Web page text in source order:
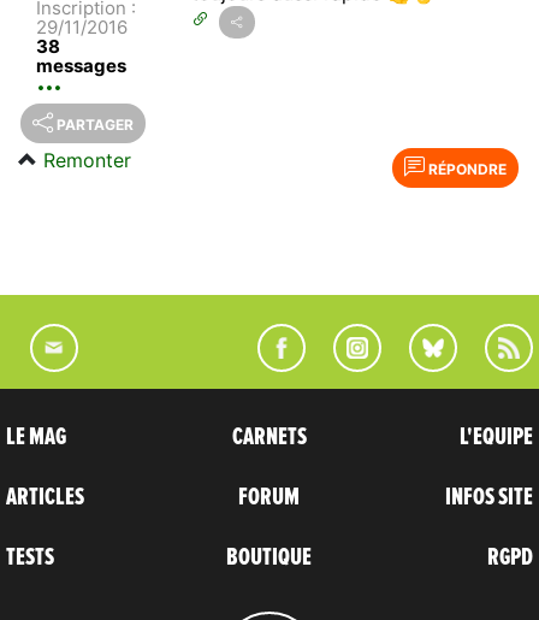
Inscription :
29/11/2016
38
messages
PARTAGER
RÉPONDRE
Remonter
LE MAG
ARTICLES
TESTS
CARNETS
FORUM
BOUTIQUE
L'EQUIPE
INFOS SITE
RGPD